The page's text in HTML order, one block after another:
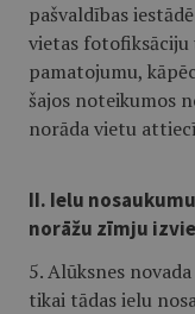
pašvaldības
vietas
pamatojumu,
šajos noteikumos
norāda vietu
II. Ielu
norāžu zīmju
5. Alūksnes
tikai tādas ielu